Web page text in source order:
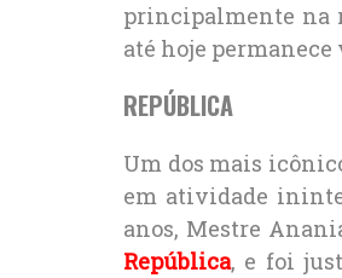
principalmente na
até hoje permanece
REPÚBLICA
Um dos mais
em atividade
anos, Mestre
República, e foi